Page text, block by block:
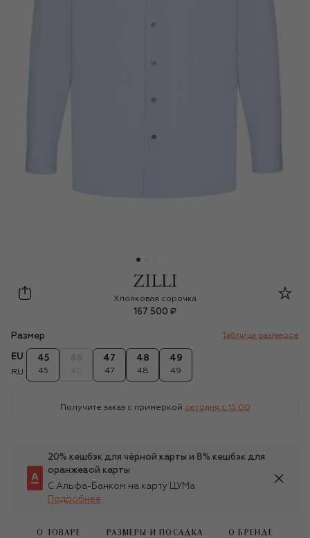
Zilli
Хлопковая сорочка
167 500 ₽
Размер Таблица размеров
EU
RU
45
45
47
47
48
48
49
49
Получите заказ с примеркой сегодня c 15:00
20% кешбэк для чёрной карты и 8% кешбэк для
оранжевой карты
С Альфа-Банком на карту ЦУМа
Подробнее
О ТОВАРЕ РАЗМЕРЫ И ПОСАДКА О БРЕНДЕ